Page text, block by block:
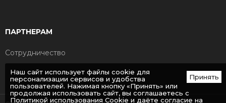
ПАРТНЕРАМ
Сотрудничество
Принять
Наш сайт использует файлы cookie для
персонализации сервисов и удобства
пользователей. Нажимая кнопку «Принять» или
продолжая использовать сайт, вы соглашаетесь с
Политикой использования Cookie и даёте согласие на